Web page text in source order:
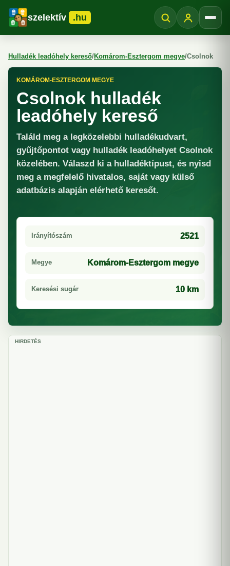
szelektív .hu
Hulladék leadóhely kereső/Komárom-Esztergom megye/Csolnok
KOMÁROM-ESZTERGOM MEGYE
Csolnok hulladék
leadóhely kereső
Találd meg a legközelebbi hulladékudvart,
gyűjtőpontot vagy hulladék leadóhelyet Csolnok
közelében. Válaszd ki a hulladéktípust, és nyisd
meg a megfelelő hivatalos, saját vagy külső
adatbázis alapján elérhető keresőt.
Irányítószám 2521
Megye Komárom-Esztergom megye
Keresési sugár 10 km
HIRDETÉS